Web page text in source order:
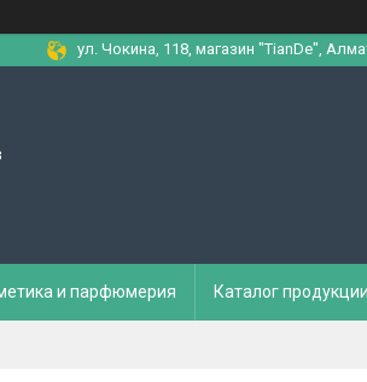
ул. Чокина, 118, магазин "TianDe",
и парфюмерия Каталог продукции